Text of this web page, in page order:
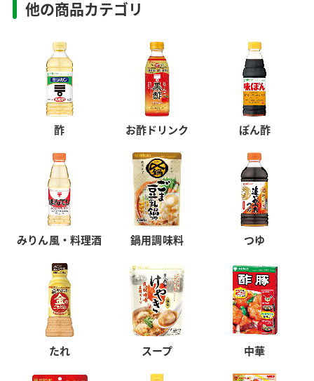
他の商品カテゴリ
酢 お酢ドリンク ぽん酢
みりん風・料理酒 鍋用調味料 つゆ
たれ スープ 中華